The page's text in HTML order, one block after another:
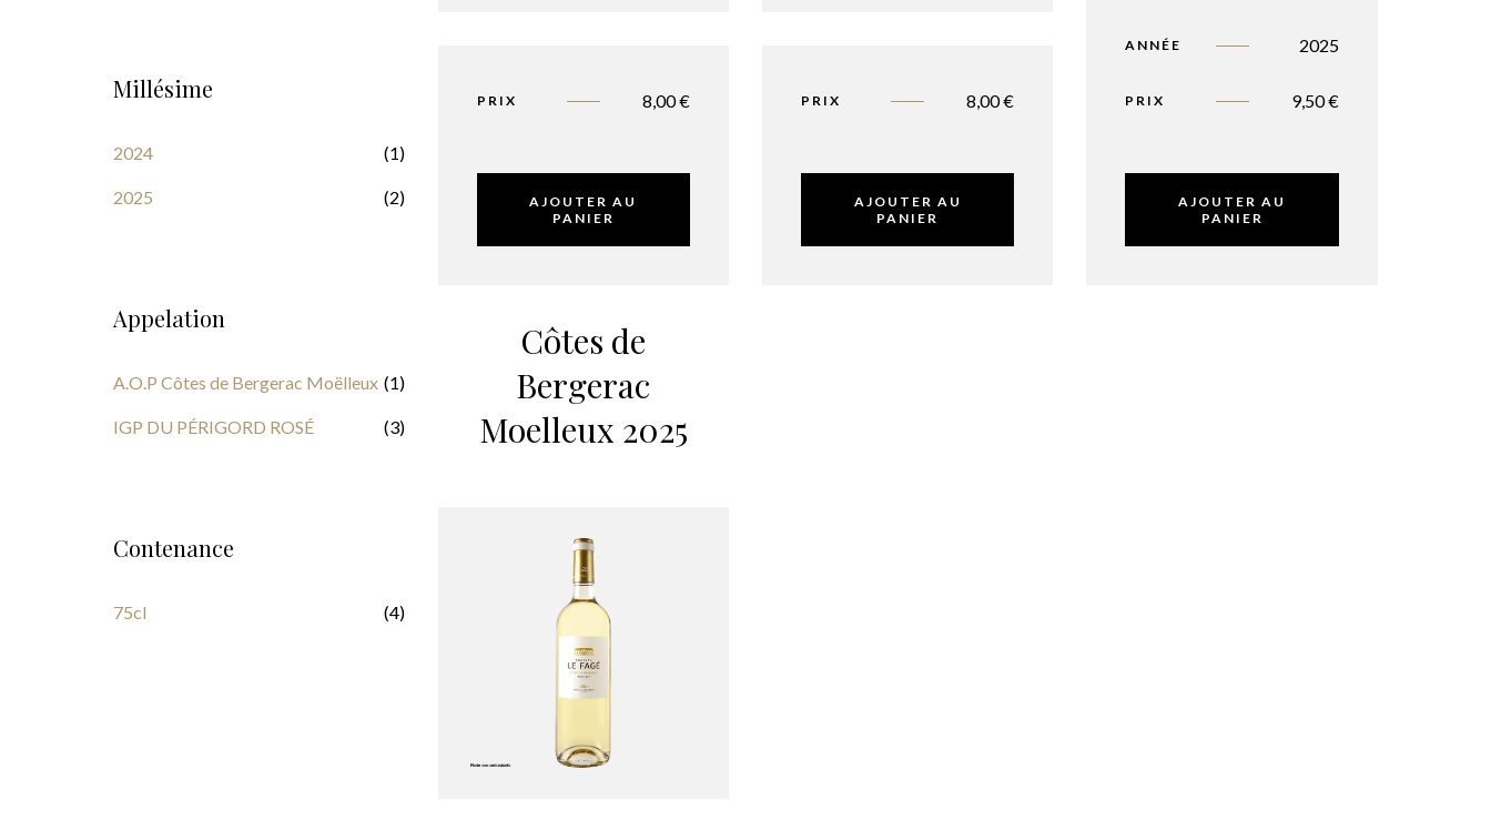
PRIX 8,00€
AJOUTER AU
PANIER
PRIX 8,00€
AJOUTER AU
PANIER
ANNÉE 2025
PRIX 9,50€
AJOUTER AU
PANIER
Côtes de
Bergerac
Moelleux 2025
Millésime
2024 (1)
2025 (2)
Appelation
A.O.P Côtes de Bergerac Moëlleux (1)
IGP DU PÉRIGORD ROSÉ (3)
Contenance
75cl (4)